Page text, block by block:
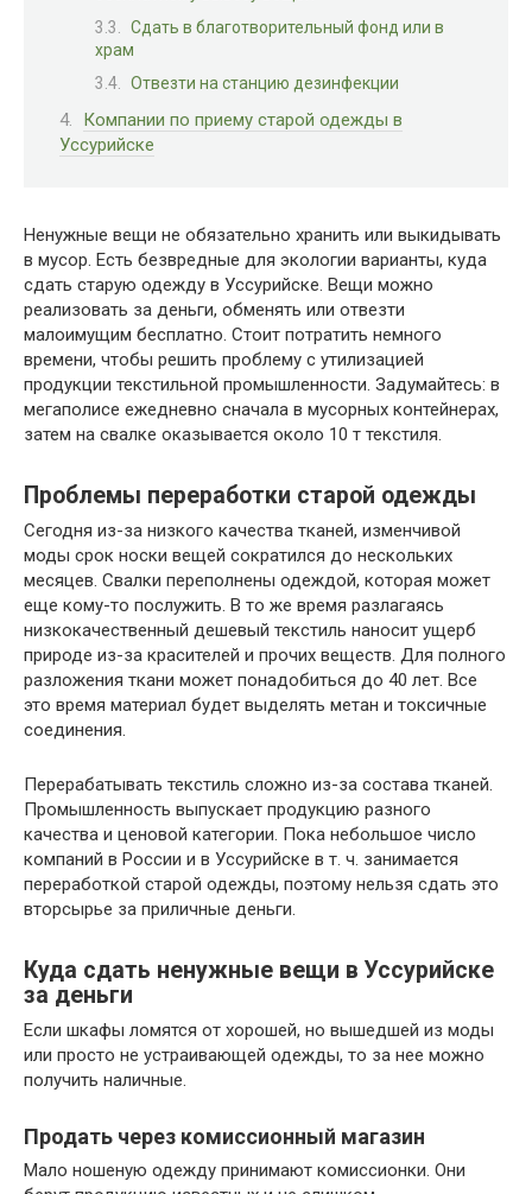
Сдать в благотворительный фонд или в
храм
Отвезти на станцию дезинфекции
Компании по приему старой одежды в
Уссурийске
Ненужные вещи не обязательно хранить или выкидывать
в мусор. Есть безвредные для экологии варианты, куда
сдать старую одежду в Уссурийске. Вещи можно
реализовать за деньги, обменять или отвезти
малоимущим бесплатно. Стоит потратить немного
времени, чтобы решить проблему с утилизацией
продукции текстильной промышленности. Задумайтесь: в
мегаполисе ежедневно сначала в мусорных контейнерах,
затем на свалке оказывается около 10 т текстиля.
Проблемы переработки старой одежды
Сегодня из-за низкого качества тканей, изменчивой
моды срок носки вещей сократился до нескольких
месяцев. Свалки переполнены одеждой, которая может
еще кому-то послужить. В то же время разлагаясь
низкокачественный дешевый текстиль наносит ущерб
природе из-за красителей и прочих веществ. Для полного
разложения ткани может понадобиться до 40 лет. Все
это время материал будет выделять метан и токсичные
соединения.
Перерабатывать текстиль сложно из-за состава тканей.
Промышленность выпускает продукцию разного
качества и ценовой категории. Пока небольшое число
компаний в России и в Уссурийске в т. ч. занимается
переработкой старой одежды, поэтому нельзя сдать это
вторсырье за приличные деньги.
Куда сдать ненужные вещи в Уссурийске
за деньги
Если шкафы ломятся от хорошей, но вышедшей из моды
или просто не устраивающей одежды, то за нее можно
получить наличные.
Продать через комиссионный магазин
Мало ношеную одежду принимают комиссионки. Они